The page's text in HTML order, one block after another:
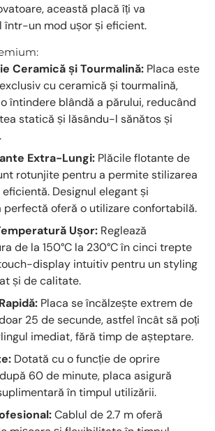
această placă îți va
într-un mod ușor și eficient.
Ceramică și Tourmalină: Placa este
cu ceramică și tourmalină,
întindere blândă a părului, reducând
statică și lăsându-l sănătos și
Extra-Lungi: Plăcile flotante de
rotunjite pentru a permite stilizarea
Designul elegant și
perfectă oferă o utilizare confortabilă.
Ușor: Reglează
de la 150°C la 230°C în cinci trepte
display intuitiv pentru un styling
și de calitate.
Placa se încălzește extrem de
25 de secunde, astfel încât să poți
imediat, fără timp de așteptare.
Dotată cu o funcție de oprire
60 de minute, placa asigură
în timpul utilizării.
Cablul de 2.7 m oferă